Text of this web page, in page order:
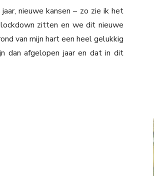
nieuwe kansen – zo zie ik het
zitten en we dit nieuwe
van mijn hart een heel gelukkig
dan afgelopen jaar en dat in dit